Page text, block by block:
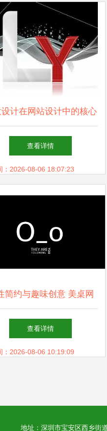
计在网站设计中的核心
价值与实践路径
查看详情
：2026-08-06 18:07:23
简约与趣味创意 美桌网
宽屏壁纸的设计与美学探
索
查看详情
：2026-08-06 10:19:09
地址：深圳市宝安区西乡街